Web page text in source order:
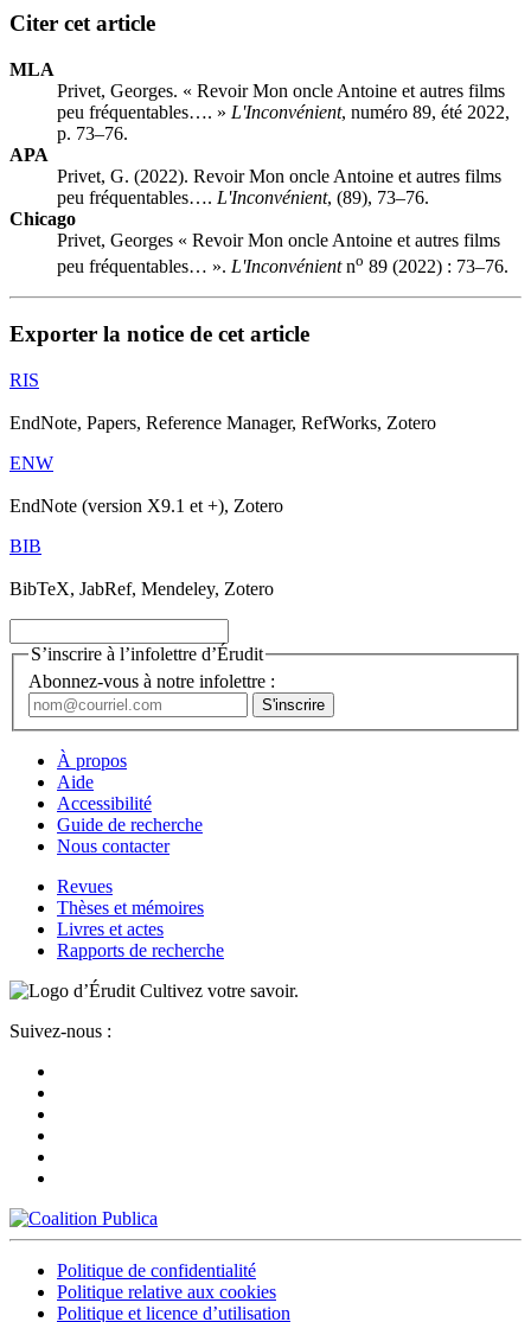
Citer cet article
MLA
Privet, Georges. « Revoir Mon oncle Antoine et autres films
peu fréquentables…. » L'Inconvénient, numéro 89, été 2022,
p. 73–76.
APA
Privet, G. (2022). Revoir Mon oncle Antoine et autres films
peu fréquentables…. L'Inconvénient, (89), 73–76.
Chicago
Privet, Georges « Revoir Mon oncle Antoine et autres films
peu fréquentables… ». L'Inconvénientno 89 (2022) : 73–76.
Exporter la notice de cet article
RIS
EndNote, Papers, Reference Manager, RefWorks, Zotero
ENW
EndNote (version X9.1 et +), Zotero
BIB
BibTeX, JabRef, Mendeley, Zotero
S’inscrire à l’infolettre d’Érudit
Abonnez-vous à notre infolettre :
À propos
Aide
Accessibilité
Guide de recherche
Nous contacter
Revues
Thèses et mémoires
Livres et actes
Rapports de recherche
Cultivez votre savoir.
Suivez-nous :
Politique de confidentialité
Politique relative aux cookies
Politique et licence d’utilisation